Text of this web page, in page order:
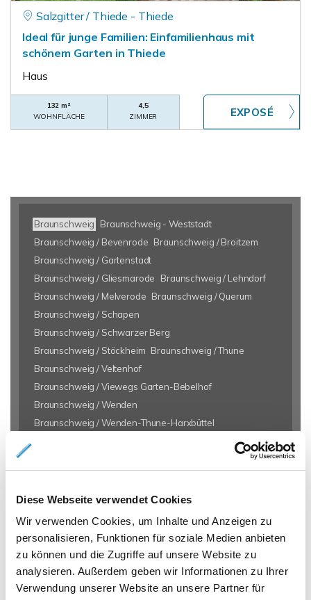
Diese Webseite verwendet Cookies
Wir verwenden Cookies, um Inhalte und Anzeigen zu
personalisieren, Funktionen für soziale Medien anbieten
zu können und die Zugriffe auf unsere Website zu
analysieren. Außerdem geben wir Informationen zu Ihrer
Verwendung unserer Website an unsere Partner für
Salzgitter / Thiede - Thiede
Ideal für junge Familien: Einfamilienhaus mit
schönem Garten in Thiede
Haus
132 m²
WOHNFLÄCHE
4,5
ZIMMER
Braunschweig
Braunschweig - Weststadt
Braunschweig / Bevenrode Braunschweig / Broitzem
Braunschweig / Gartenstadt
Braunschweig / Gliesmarode
Braunschweig / Lehndorf
Braunschweig / Melverode Braunschweig / Querum
Braunschweig / Schapen
Braunschweig / Schwarzer Berg
Braunschweig / Stöckheim Braunschweig / Thune
Braunschweig / Veltenhof
Braunschweig / Viewegs Garten-Bebelhof
Braunschweig / Wenden
Braunschweig / Wenden-Thune-Harxbüttel
Königslutter
Salzgitter / Lobmachtersen Salzgitter / Thiede
Wolfsburg / Hattorf
Eigentumswohnungen Braunschweig
Eigentumswohnung